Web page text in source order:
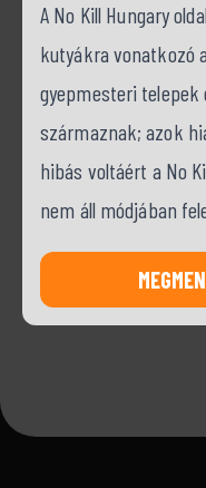
A No Kill Hungary
kutyákra vonatkozó
gyepmesteri telepek
származnak; azok
hibás voltáért a No
nem áll módjában